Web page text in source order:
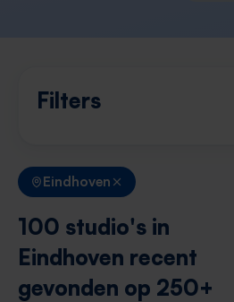
Filters
Eindhoven
100 studio's in
Eindhoven recent
gevonden op 250+